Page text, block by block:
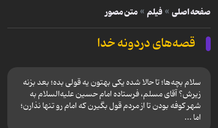
صفحه اصلی فیلم متن مصور
قصه‌های دردونه‌ خدا
سلام بچه‌ها؛ تا حالا شده یکی بهتون یه قولی بده؛ بعد بزنه
زیرش؟ آقای مسلم، فرستاده امام حسین علیه‌السلام به
شهر کوفه بودن تا از مردم قول بگیرن که امام رو تنها نذارن؛
اما ...